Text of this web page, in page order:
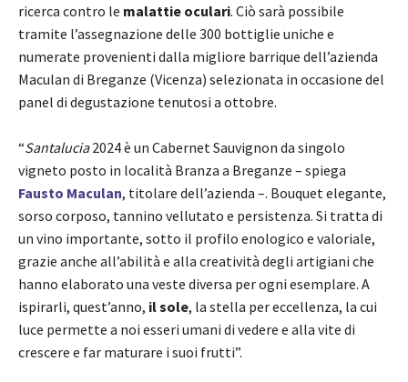
ricerca contro le malattie oculari. Ciò sarà possibile
tramite l’assegnazione delle 300 bottiglie uniche e
numerate provenienti dalla migliore barrique dell’azienda
Maculan di Breganze (Vicenza) selezionata in occasione del
panel di degustazione tenutosi a ottobre.
​“Santalucia2024 è un Cabernet Sauvignon da singolo
vigneto posto in località Branza a Breganze – spiega
Fausto Maculan, titolare dell’azienda –. Bouquet elegante,
sorso corposo, tannino vellutato e persistenza. Si tratta di
un vino importante, sotto il profilo enologico e valoriale,
grazie anche all’abilità e alla creatività degli artigiani che
hanno elaborato una veste diversa per ogni esemplare. A
ispirarli, quest’anno, il sole, la stella per eccellenza, la cui
luce permette a noi esseri umani di vedere e alla vite di
crescere e far maturare i suoi frutti”.